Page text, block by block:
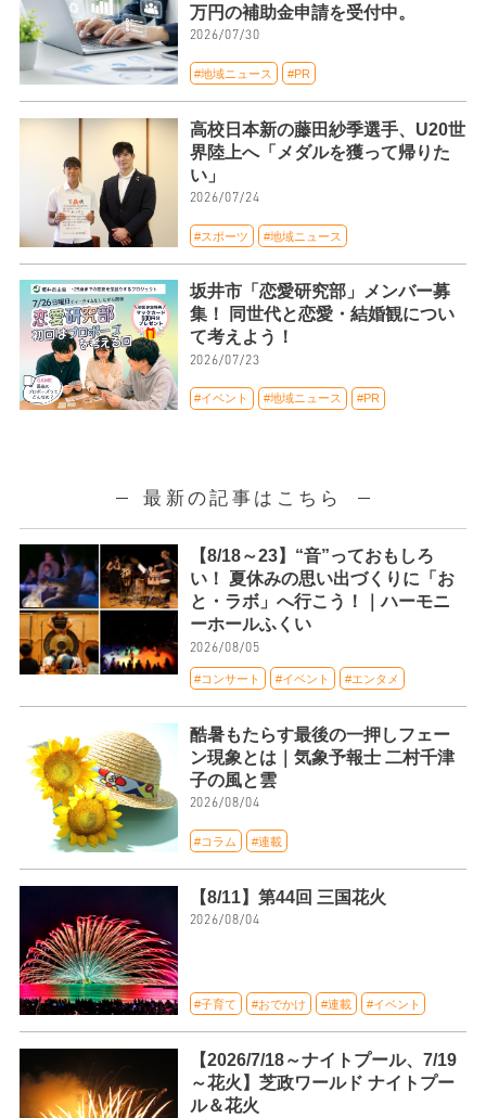
万円の補助金申請を受付中。
2026/07/30
#地域ニュース #PR
高校日本新の藤田紗季選手、U20世
界陸上へ「メダルを獲って帰りた
い」
2026/07/24
#スポーツ #地域ニュース
坂井市「恋愛研究部」メンバー募
集！ 同世代と恋愛・結婚観につい
て考えよう！
2026/07/23
#イベント #地域ニュース #PR
最新の記事はこちら
【8/18～23】“音”っておもしろ
い！ 夏休みの思い出づくりに「お
と・ラボ」へ行こう！｜ハーモニ
ーホールふくい
2026/08/05
#コンサート #イベント #エンタメ
酷暑もたらす最後の一押しフェー
ン現象とは｜気象予報士 二村千津
子の風と雲
2026/08/04
#コラム #連載
【8/11】第44回 三国花火
2026/08/04
#子育て #おでかけ #連載 #イベント
【2026/7/18～ナイトプール、7/19
～花火】芝政ワールド ナイトプー
ル＆花火